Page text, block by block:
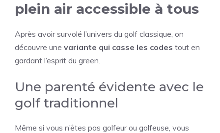
plein air accessible à tous
Après avoir survolé l’univers du golf classique, on
découvre une variante qui casse les codes tout en
gardant l’esprit du green.
Une parenté évidente avec le
golf traditionnel
Même si vous n’êtes pas golfeur ou golfeuse, vous